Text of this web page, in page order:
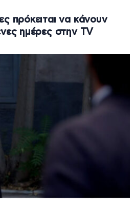
πρόκειται να κάνουν
ημέρες στην TV